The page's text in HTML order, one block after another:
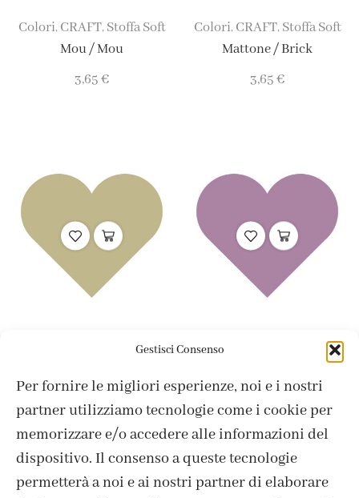
Gestisci Consenso
Per fornire le migliori esperienze, noi e i nostri
partner utilizziamo tecnologie come i cookie per
memorizzare e/o accedere alle informazioni del
dispositivo. Il consenso a queste tecnologie
permetterà a noi e ai nostri partner di elaborare
Colori, CRAFT, Stoffa Soft
Mou / Mou
3,65€
Colori, CRAFT, Stoffa Soft
Mattone / Brick
3,65€
3,65€
Stoffa Soft
3,65€